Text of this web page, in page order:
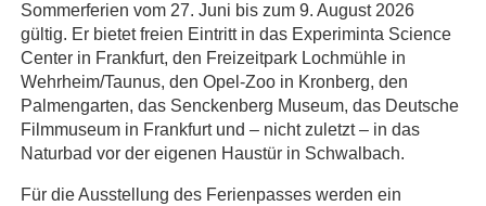
Sommerferien vom 27. Juni bis zum 9. August 2026
gültig. Er bietet freien Eintritt in das Experiminta Science
Center in Frankfurt, den Freizeitpark Lochmühle in
Wehrheim/Taunus, den Opel-Zoo in Kronberg, den
Palmengarten, das Senckenberg Museum, das Deutsche
Filmmuseum in Frankfurt und – nicht zuletzt – in das
Naturbad vor der eigenen Haustür in Schwalbach.
Für die Ausstellung des Ferienpasses werden ein